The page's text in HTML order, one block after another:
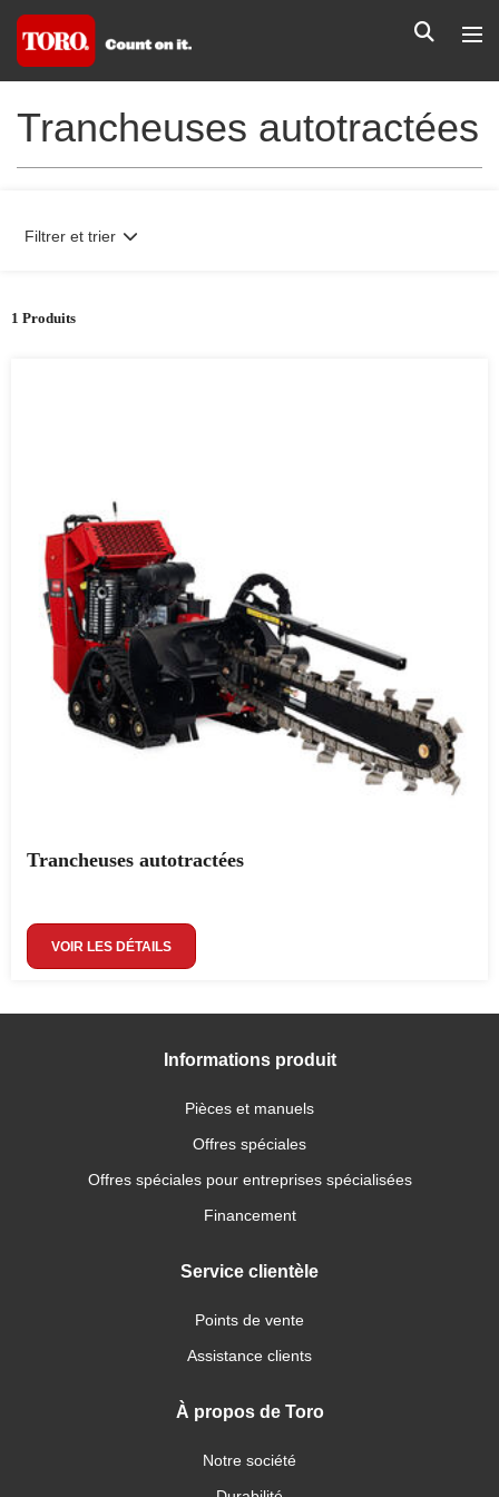
Trancheuses autotractées
1 Produits
Filtrer et trier
Trancheuses autotractées
VOIR LES DÉTAILS
Informations produit
Pièces et manuels
Offres spéciales
Offres spéciales pour entreprises spécialisées
Financement
Service clientèle
Points de vente
Assistance clients
À propos de Toro
Notre société